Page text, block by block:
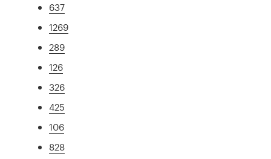
637
1269
289
126
326
425
106
828